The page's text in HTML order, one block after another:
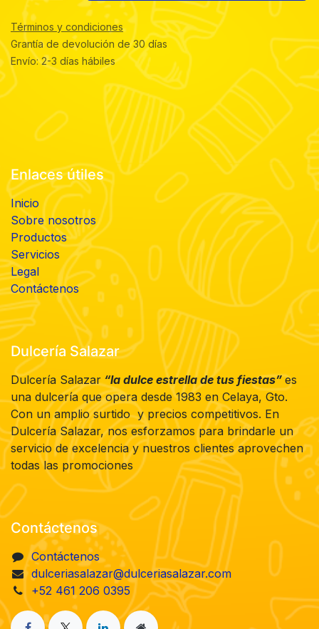
Términos y condiciones
Grantía de devolución de 30 días
Envío: 2-3 días hábiles
Enlaces útiles
Inicio
Sobre nosotros
Productos
Servicios
Legal
Contáctenos
Dulcería Salazar
Dulcería Salazar “la dulce estrella de tus fiestas”es
una dulcería que opera desde 1983 en Celaya, Gto.
Con un amplio surtido y precios competitivos. En
Dulcería Salazar, nos esforzamos para brindarle un
servicio de excelencia y nuestros clientes aprovechen
todas las promociones
Contáctenos
Contáctenos
dulceriasalazar@dulceriasalazar.com
+52 461 206 0395